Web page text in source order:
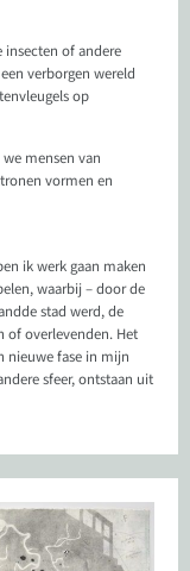
of andere
verborgen wereld
op
mensen van
vormen en
ik werk gaan maken
waarbij – door de
stad werd, de
of overlevenden. Het
nieuwe fase in mijn
sfeer, ontstaan uit